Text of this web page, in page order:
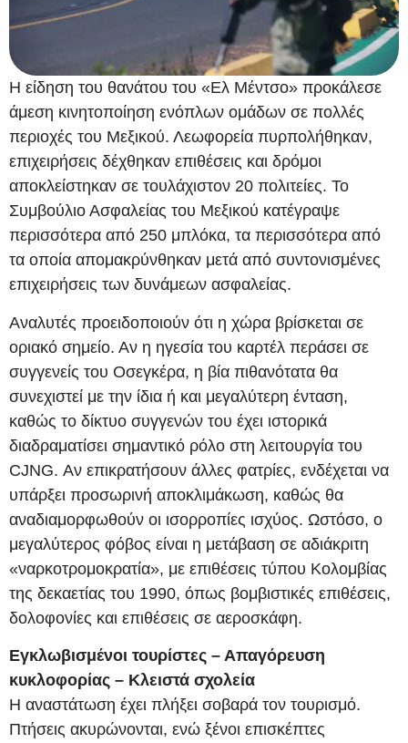
Η είδηση του θανάτου του «Ελ Μέντσο» προκάλεσε
άμεση κινητοποίηση ενόπλων ομάδων σε πολλές
περιοχές του Μεξικού. Λεωφορεία πυρπολήθηκαν,
επιχειρήσεις δέχθηκαν επιθέσεις και δρόμοι
αποκλείστηκαν σε τουλάχιστον 20 πολιτείες. Το
Συμβούλιο Ασφαλείας του Μεξικού κατέγραψε
περισσότερα από 250 μπλόκα, τα περισσότερα από
τα οποία απομακρύνθηκαν μετά από συντονισμένες
επιχειρήσεις των δυνάμεων ασφαλείας.
Αναλυτές προειδοποιούν ότι η χώρα βρίσκεται σε
οριακό σημείο. Αν η ηγεσία του καρτέλ περάσει σε
συγγενείς του Οσεγκέρα, η βία πιθανότατα θα
συνεχιστεί με την ίδια ή και μεγαλύτερη ένταση,
καθώς το δίκτυο συγγενών του έχει ιστορικά
διαδραματίσει σημαντικό ρόλο στη λειτουργία του
CJNG. Αν επικρατήσουν άλλες φατρίες, ενδέχεται να
υπάρξει προσωρινή αποκλιμάκωση, καθώς θα
αναδιαμορφωθούν οι ισορροπίες ισχύος. Ωστόσο, ο
μεγαλύτερος φόβος είναι η μετάβαση σε αδιάκριτη
«ναρκοτρομοκρατία», με επιθέσεις τύπου Κολομβίας
της δεκαετίας του 1990, όπως βομβιστικές επιθέσεις,
δολοφονίες και επιθέσεις σε αεροσκάφη.
Εγκλωβισμένοι τουρίστες – Απαγόρευση
κυκλοφορίας – Κλειστά σχολεία
Η αναστάτωση έχει πλήξει σοβαρά τον τουρισμό.
Πτήσεις ακυρώνονται, ενώ ξένοι επισκέπτες